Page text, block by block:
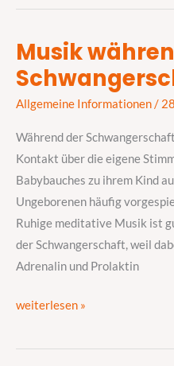
Musik
Allgemeine Informationen/
Während der
Kontakt über die eigene
Babybauches zu ihrem Kind
Ungeborenen häufig
Ruhige meditative Musik ist
der Schwangerschaft, weil
Adrenalin und Prolaktin
Musik
während
Schwangerschaft
weiterlesen »